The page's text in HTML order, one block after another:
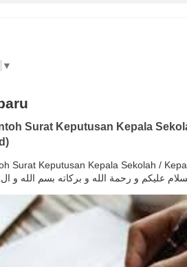
▼
Surat Keputusan Kepala
Surat Keputusan Kepala Sekolah /